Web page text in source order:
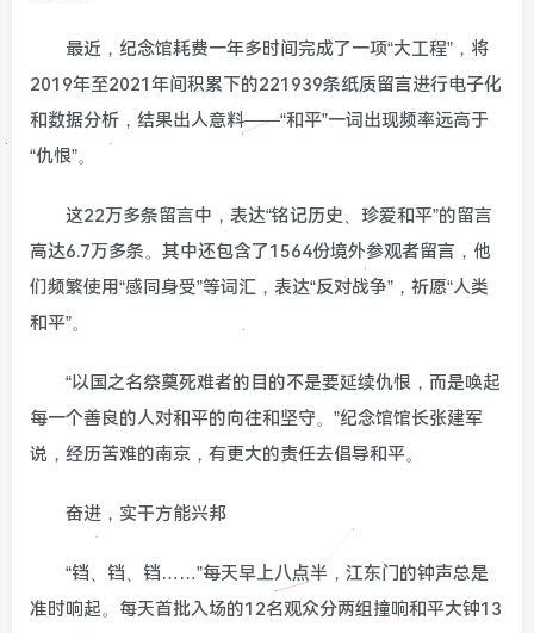
最近，纪念馆耗费一年多时间完成了一项“大工程”，将
2019年至2021年间积累下的221939条纸质留言进行电子化
和数据分析，结果出人意料——“和平”一词出现频率远高于
“仇恨”。
这22万多条留言中，表达“铭记历史、珍爱和平”的留言
高达6.7万多条。其中还包含了1564份境外参观者留言，他
们频繁使用“感同身受”等词汇，表达“反对战争”，祈愿“人类
和平”。
“以国之名祭奠死难者的目的不是要延续仇恨，而是唤起
每一个善良的人对和平的向往和坚守。”纪念馆馆长张建军
说，经历苦难的南京，有更大的责任去倡导和平。
奋进，实干方能兴邦
“铛、铛、铛……”每天早上八点半，江东门的钟声总是
准时响起。每天首批入场的12名观众分两组撞响和平大钟13